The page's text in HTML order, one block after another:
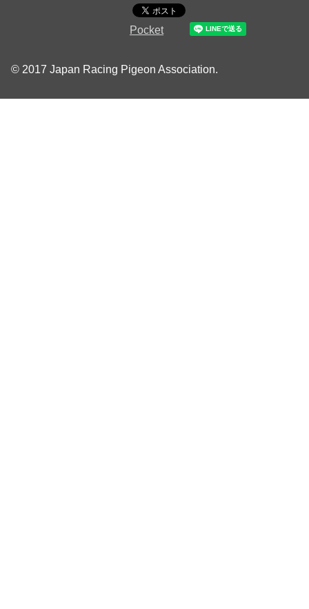
Pocket
© 2017 Japan Racing Pigeon Association.